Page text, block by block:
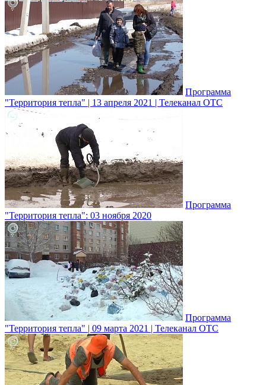
Программа
"Территория тепла" | 13 апреля 2021 | Телеканал ОТС
Программа
"Территория тепла": 03 ноября 2020
Программа
"Территория тепла" | 09 марта 2021 | Телеканал ОТС